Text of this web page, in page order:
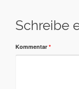
Schreibe
Kommentar *